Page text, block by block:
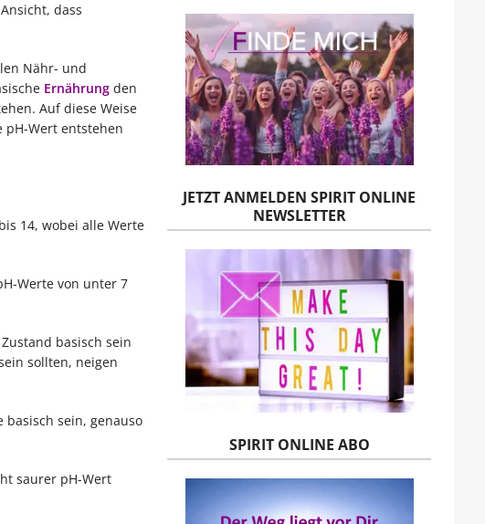
dass
Nähr- und
Ernährungden
Auf diese Weise
Wert entstehen
14, wobei alle Werte
Werte von unter 7
basisch sein
sollten, neigen
sein, genauso
saurer pH-Wert
JETZT ANMELDEN SPIRIT ONLINE
NEWSLETTER
SPIRIT ONLINE ABO